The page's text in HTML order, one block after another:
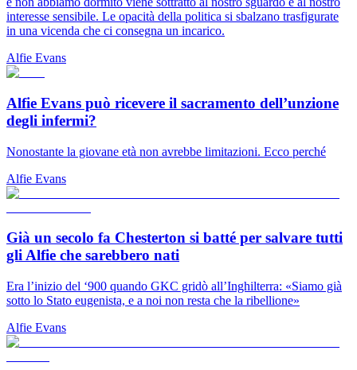
interesse sensibile. Le opacità della politica si sbalzano trasfigurate
in una vicenda che ci consegna un incarico.
Alfie Evans
Alfie Evans può ricevere il sacramento dell’unzione
degli infermi?
Nonostante la giovane età non avrebbe limitazioni. Ecco perché
Alfie Evans
Già un secolo fa Chesterton si batté per salvare tutti
gli Alfie che sarebbero nati
Era l’inizio del ‘900 quando GKC gridò all’Inghilterra: «Siamo già
sotto lo Stato eugenista, e a noi non resta che la ribellione»
Alfie Evans